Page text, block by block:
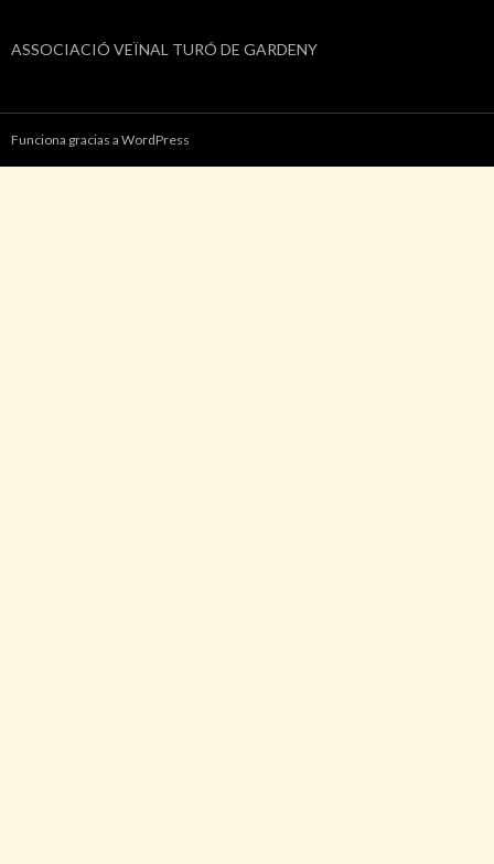
ASSOCIACIÓ VEÏNAL TURÓ DE GARDENY
Funciona gracias a WordPress